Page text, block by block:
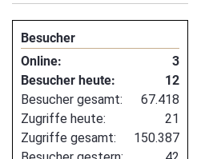
Besucher
Online:
3
Besucher heute:
12
Besucher gesamt:
67.418
Zugriffe heute:
21
Zugriffe gesamt:
150.387